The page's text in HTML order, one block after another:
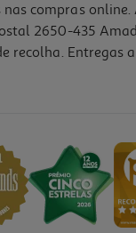
compras
2650-435
recolha.